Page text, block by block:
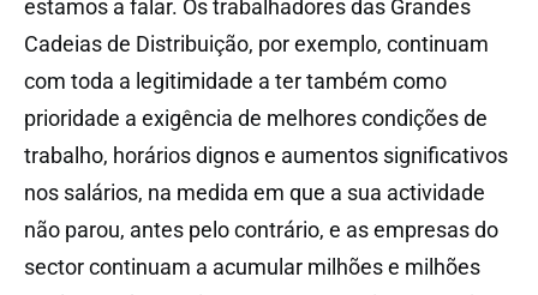
estamos a falar. Os trabalhadores das Grandes
Cadeias de Distribuição, por exemplo, continuam
com toda a legitimidade a ter também como
prioridade a exigência de melhores condições de
trabalho, horários dignos e aumentos significativos
nos salários, na medida em que a sua actividade
não parou, antes pelo contrário, e as empresas do
sector continuam a acumular milhões e milhões